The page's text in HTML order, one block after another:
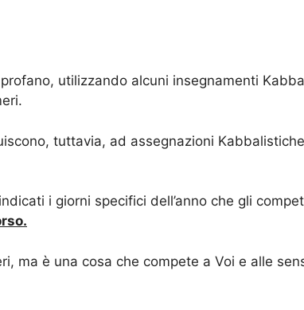
utilizzando alcuni insegnamenti
tuttavia, ad assegnazioni
i giorni specifici dell’anno che gli
ma è una cosa che compete a Voi e alle